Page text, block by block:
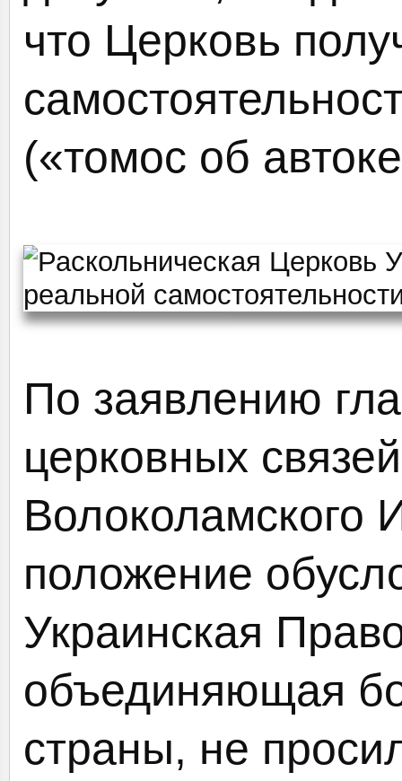
что Церковь
(«томос об
По заявлению
церковных
Волоколамского
положение
Украинская
объединяющая
страны, не